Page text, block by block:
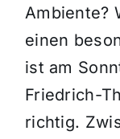
Ambiente?
einen
ist am
Friedrich-
richtig.